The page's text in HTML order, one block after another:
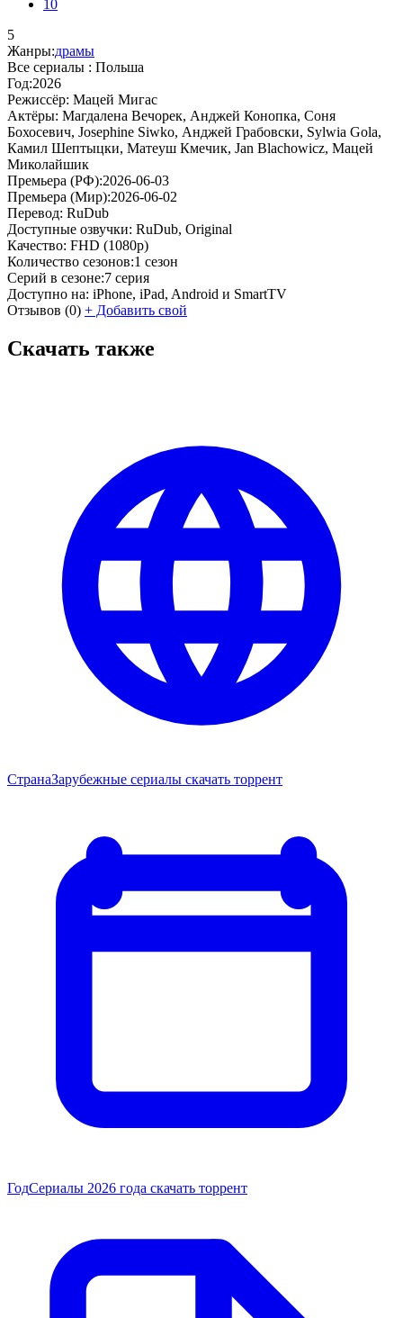
10
5
Жанры:драмы
Все сериалы : Польша
Год:2026
Режиссёр: Мацей Мигас
Актёры: Магдалена Вечорек, Анджей Конопка, Соня
Бохосевич, Josephine Siwko, Анджей Грабовски, Sylwia Gola,
Камил Шептыцки, Матеуш Кмечик, Jan Blachowicz, Мацей
Миколайшик
Премьера (РФ):2026-06-03
Премьера (Мир):2026-06-02
Перевод: RuDub
Доступные озвучки: RuDub, Original
Качество: FHD (1080p)
Количество сезонов:1 сезон
Серий в сезоне:7 серия
Доступно на: iPhone, iPad, Android и SmartTV
Отзывов (0) + Добавить свой
Скачать также
СтранаЗарубежные сериалы скачать торрент
ГодСериалы 2026 года скачать торрент